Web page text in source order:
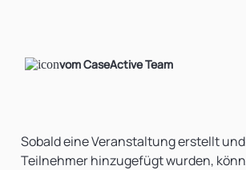
vom CaseActive Team
Sobald eine Veranstaltung erstellt
Teilnehmer hinzugefügt wurden,